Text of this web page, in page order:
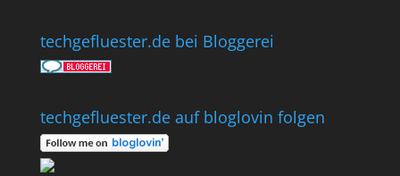
techgefluester.de bei Bloggerei
techgefluester.de auf bloglovin folgen